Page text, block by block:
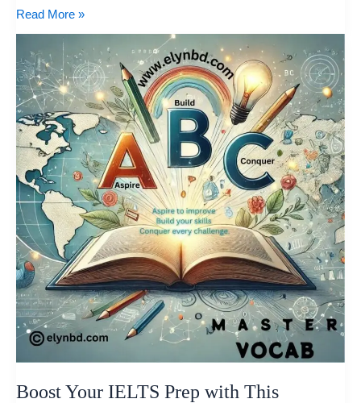
Read More »
Boost Your IELTS Prep with This
Your
IELTS
Prep
with
This
Interactive
IELTS
Vocabulary
Tracker